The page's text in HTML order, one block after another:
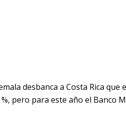
desbanca a Costa Rica
pero para este año el Banco